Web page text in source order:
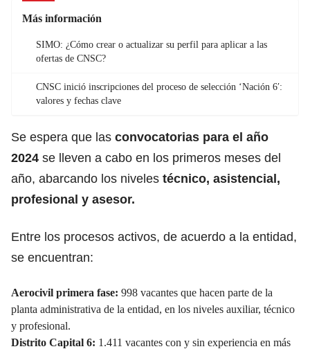
Más información
SIMO: ¿Cómo crear o actualizar su perfil para aplicar a las
ofertas de CNSC?
CNSC inició inscripciones del proceso de selección ‘Nación 6′:
valores y fechas clave
Se espera que las convocatorias para el año
2024 se lleven a cabo en los primeros meses del
año, abarcando los niveles técnico, asistencial,
profesional y asesor.
Entre los procesos activos, de acuerdo a la entidad,
se encuentran:
Aerocivil primera fase: 998 vacantes que hacen parte de la
planta administrativa de la entidad, en los niveles auxiliar, técnico
y profesional.
Distrito Capital 6: 1.411 vacantes con y sin experiencia en más